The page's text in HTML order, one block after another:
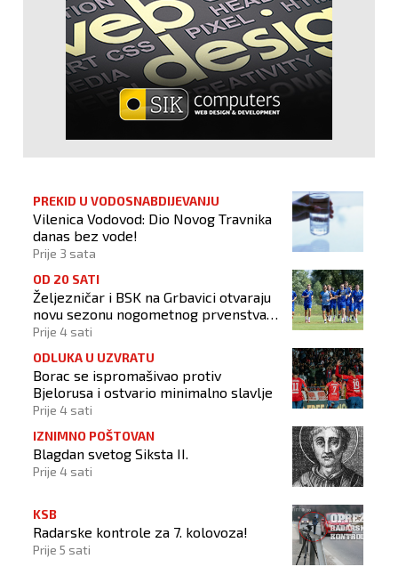
PREKID U VODOSNABDIJEVANJU
Vilenica Vodovod: Dio Novog Travnika
danas bez vode!
Prije 3 sata
OD 20 SATI
Željezničar i BSK na Grbavici otvaraju
novu sezonu nogometnog prvenstva
BiH
Prije 4 sati
ODLUKA U UZVRATU
Borac se ispromašivao protiv
Bjelorusa i ostvario minimalno slavlje
Prije 4 sati
IZNIMNO POŠTOVAN
Blagdan svetog Siksta II.
Prije 4 sati
KSB
Radarske kontrole za 7. kolovoza!
Prije 5 sati